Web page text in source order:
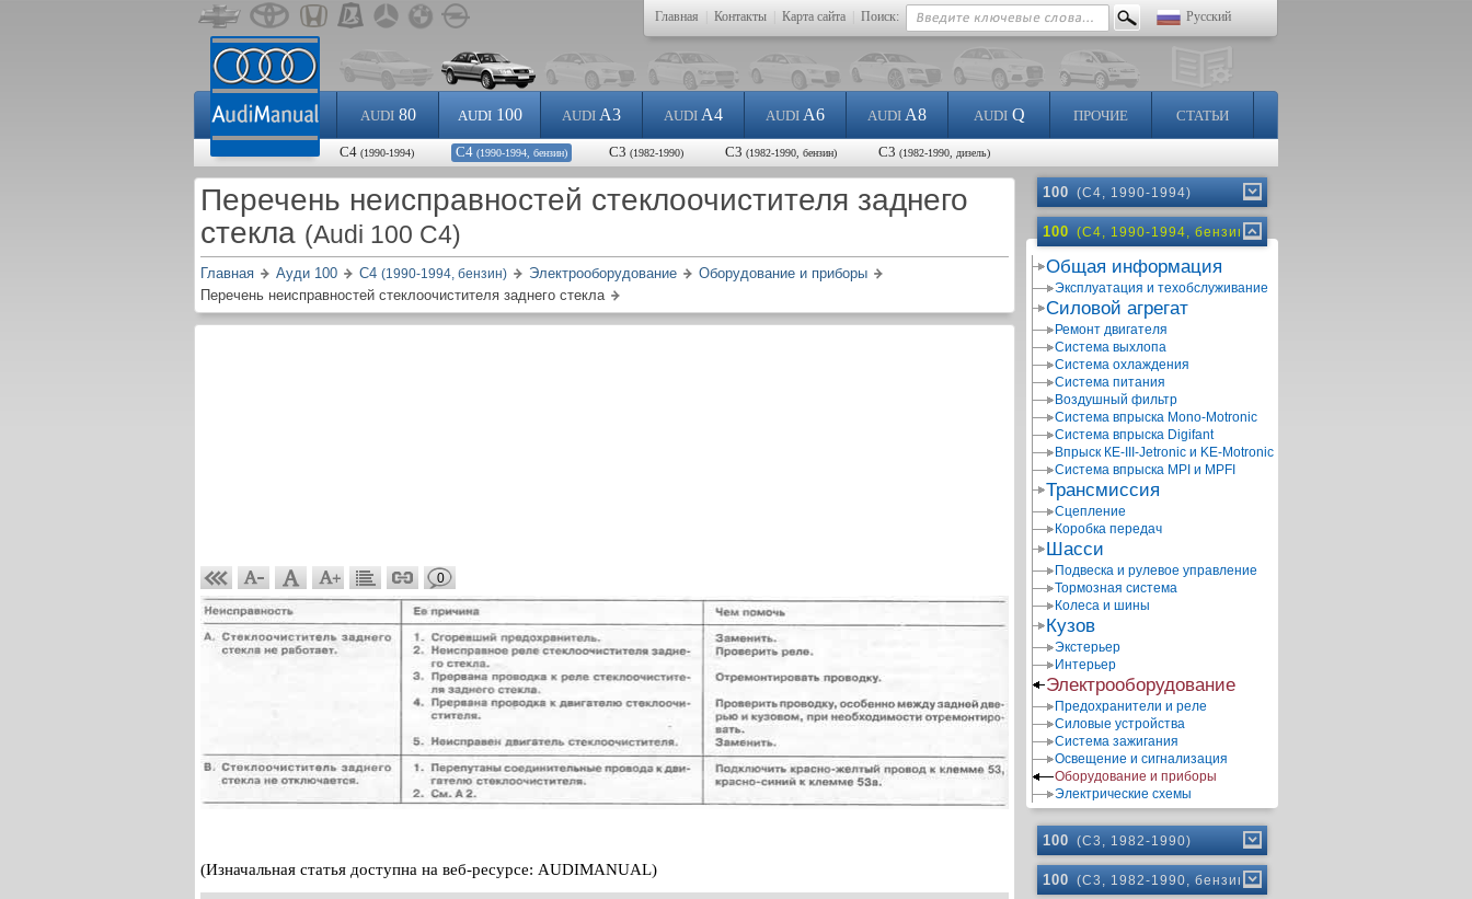
Главная Контакты Карта сайта Поиск: Русский
AUDI80 AUDI100 AUDI A3 AUDI A4 AUDI A6 AUDI A8 AUDIQ ПРОЧИЕ СТАТЬИ
С4 (1990-1994) С4 (1990-1994, бензин) С3 (1982-1990) С3 (1982-1990, бензин) С3 (1982-1990, дизель)
Перечень неисправностей стеклоочистителя заднего
стекла (Audi 100 C4)
Главная Ауди 100 С4 (1990-1994, бензин) Электрооборудование
Оборудование и приборы
Перечень неисправностей стеклоочистителя заднего стекла
0
(Изначальная статья доступна на веб-ресурсе: AUDIMANUAL)
100 (C4, 1990-1994)
100 (C4, 1990-1994, бензин)
Общая информация
Эксплуатация и техобслуживание
Силовой агрегат
Ремонт двигателя
Система выхлопа
Система охлаждения
Система питания
Воздушный фильтр
Система впрыска Mono-Motronic
Система впрыска Digifant
Впрыск КЕ-III-Jetronic и KE-Motronic
Система впрыска MPI и MPFI
Трансмиссия
Сцепление
Коробка передач
Шасси
Подвеска и рулевое управление
Тормозная система
Колеса и шины
Кузов
Экстерьер
Интерьер
Электрооборудование
Предохранители и реле
Силовые устройства
Система зажигания
Освещение и сигнализация
Оборудование и приборы
Электрические схемы
100 (C3, 1982-1990)
100 (C3, 1982-1990, бензин)